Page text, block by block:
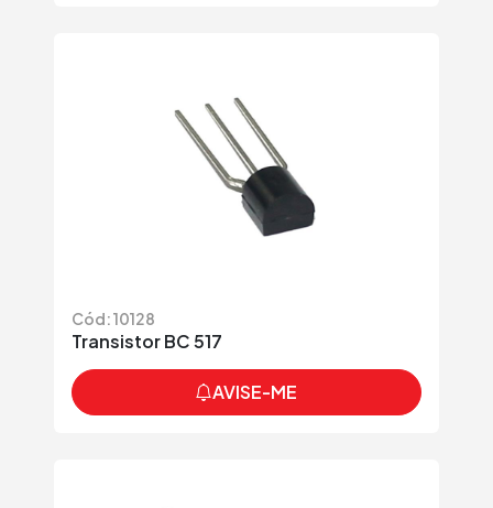
Cód: 10128
Transistor BC 517
AVISE-ME